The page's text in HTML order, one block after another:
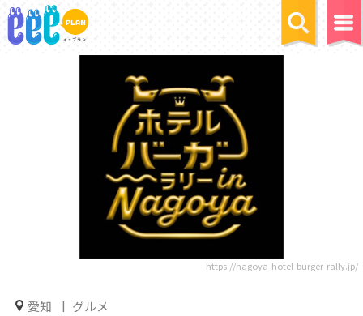
https://nagoya-hotel-burger-rally.jp/
愛知 グルメ